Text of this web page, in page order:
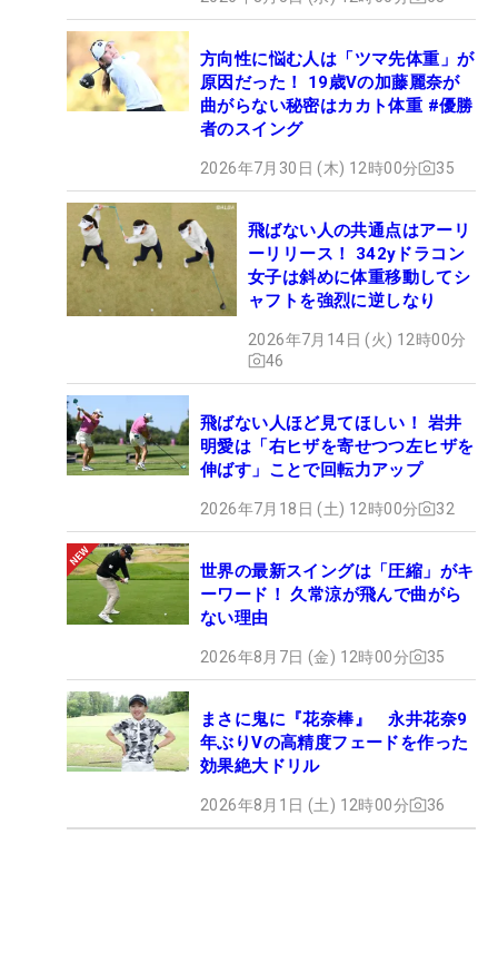
方向性に悩む人は「ツマ先体重」が
原因だった！ 19歳Vの加藤麗奈が
曲がらない秘密はカカト体重 #優勝
者のスイング
2026年7月30日 (木) 12時00分 35
飛ばない人の共通点はアーリ
ーリリース！ 342yドラコン
女子は斜めに体重移動してシ
ャフトを強烈に逆しなり
2026年7月14日 (火) 12時00分
46
飛ばない人ほど見てほしい！ 岩井
明愛は「右ヒザを寄せつつ左ヒザを
伸ばす」ことで回転力アップ
2026年7月18日 (土) 12時00分 32
世界の最新スイングは「圧縮」がキ
ーワード！ 久常涼が飛んで曲がら
ない理由
2026年8月7日 (金) 12時00分 35
まさに鬼に『花奈棒』 永井花奈9
年ぶりVの高精度フェードを作った
効果絶大ドリル
2026年8月1日 (土) 12時00分 36